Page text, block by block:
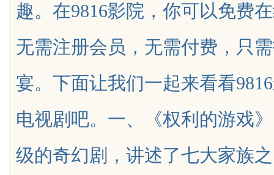
uz
趣。在9816影院，你可以免费
无需注册会员，无需付费，只
宴。下面让我们一起来看看
电视剧吧。一、《权利的游戏
级的奇幻剧，讲述了七大家族